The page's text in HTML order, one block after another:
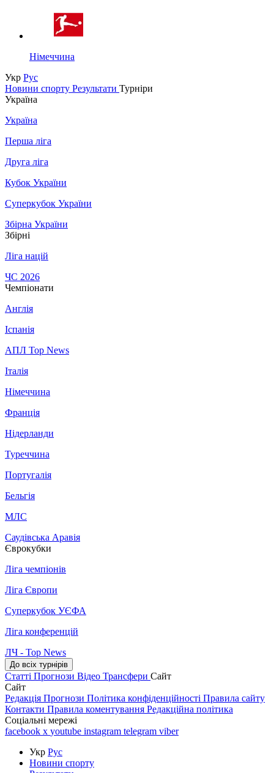
Німеччина
Укр Рус
Новини спорту Результати Турніри
Україна
Україна
Перша ліга
Друга ліга
Кубок України
Суперкубок України
Збірна України
Збірні
Ліга націй
ЧС 2026
Чемпіонати
Англія
Іспанія
АПЛ Top News
Італія
Німеччина
Франція
Нідерланди
Туреччина
Португалія
Бельгія
МЛС
Саудівська Аравія
Єврокубки
Ліга чемпіонів
Ліга Європи
Суперкубок УЄФА
Ліга конференцій
ЛЧ - Top News
До всіх турнірів
Статті Прогнози Відео Трансфери Сайт
Сайт
Редакція Прогнози Політика конфіденційності Правила сайту
Контакти Правила коментування Редакційна політика
Соціальні мережі
facebook x youtube instagram telegram viber
Укр Рус
Новини спорту